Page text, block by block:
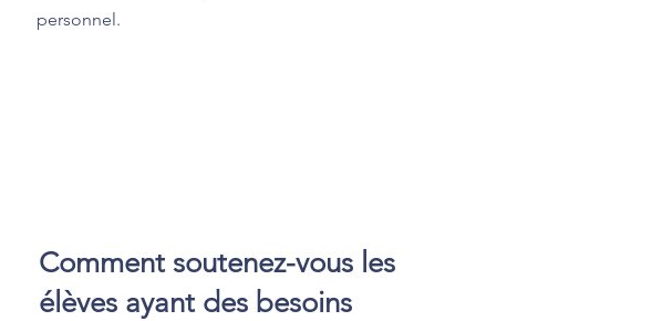
personnel.
Comment soutenez-vous les
élèves ayant des besoins